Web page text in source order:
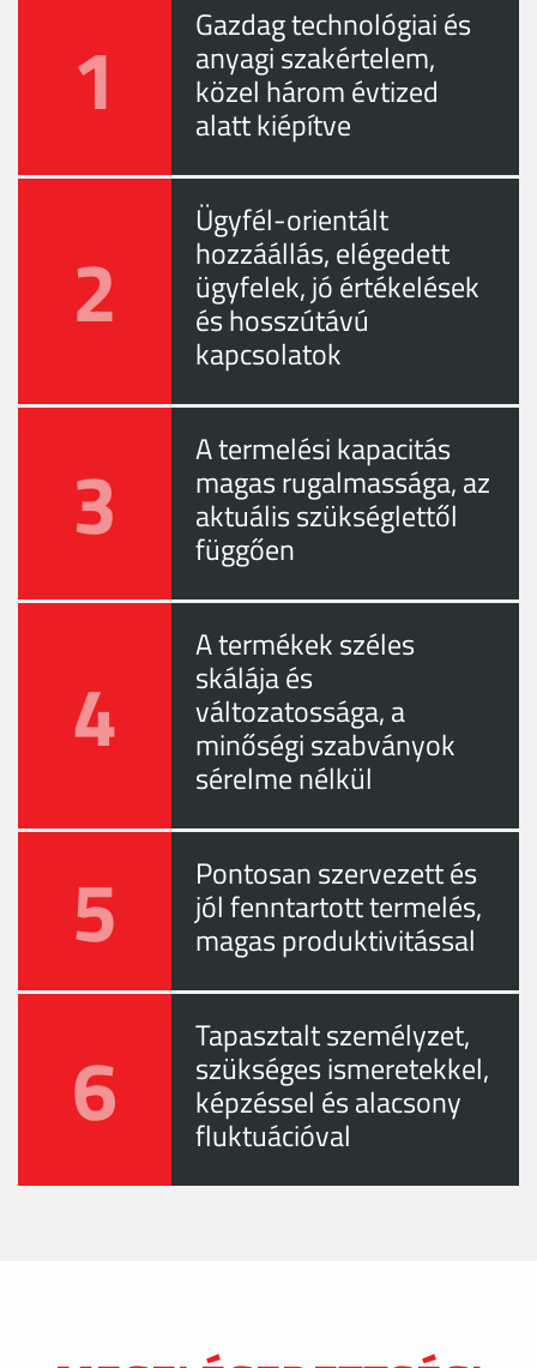
1 Gazdag technológiai és
anyagi szakértelem,
közel három évtized
alatt kiépítve
2
Ügyfél-orientált
hozzáállás, elégedett
ügyfelek, jó értékelések
és hosszútávú
kapcsolatok
3 A termelési kapacitás
magas rugalmassága, az
aktuális szükséglettől
függően
4
A termékek széles
skálája és
változatossága, a
minőségi szabványok
sérelme nélkül
5 Pontosan szervezett és
jól fenntartott termelés,
magas produktivitással
6 Tapasztalt személyzet,
szükséges ismeretekkel,
képzéssel és alacsony
fluktuációval